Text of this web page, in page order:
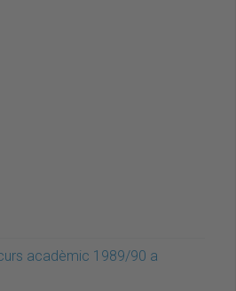
acadèmic 1989/90 a